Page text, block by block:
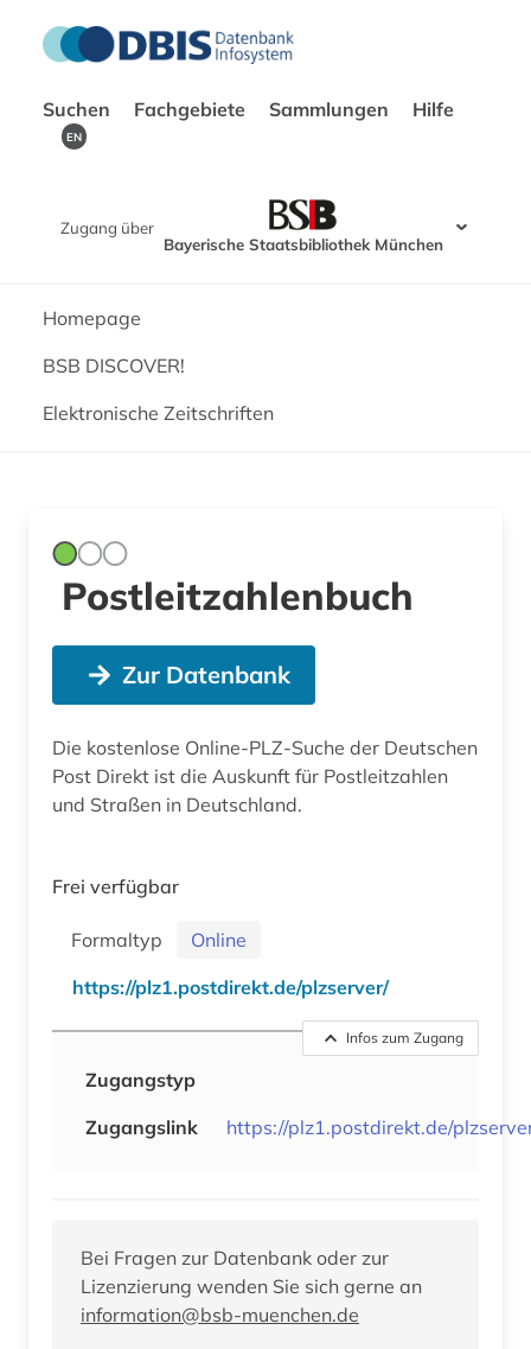
Suchen Fachgebiete Sammlungen Hilfe
EN
Zugang über
Bayerische Staatsbibliothek München
Homepage
BSB DISCOVER!
Elektronische Zeitschriften
Postleitzahlenbuch
Zur Datenbank
Die kostenlose Online-PLZ-Suche der Deutschen
Post Direkt ist die Auskunft für Postleitzahlen
und Straßen in Deutschland.
Frei verfügbar
Formaltyp
Online
https://plz1.postdirekt.de/plzserver/
Infos zum Zugang
Zugangstyp
Zugangslink
https://plz1.postdirekt.de/
Bei Fragen zur Datenbank oder zur
Lizenzierung wenden Sie sich gerne an
information@bsb-muenchen.de